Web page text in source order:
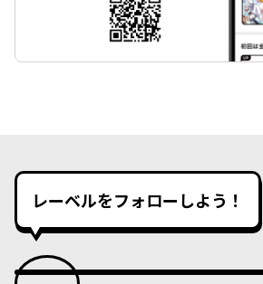
レーベルをフォローしよう！